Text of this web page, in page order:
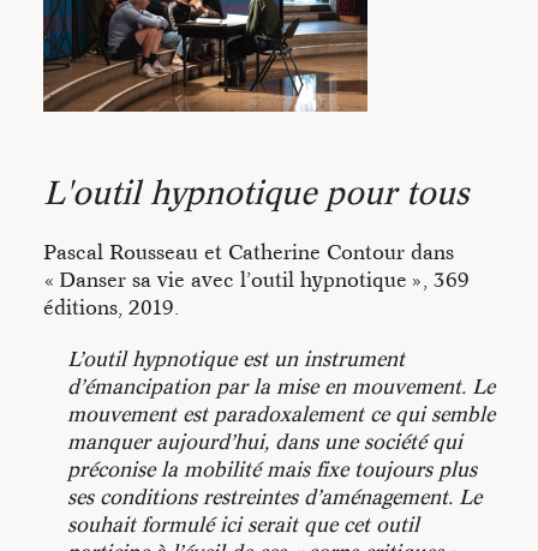
favorise leur déploiement, quelles résonances
génèrent cette situation et ce qui est en jeu.
L'outil hypnotique pour tous
Pascal Rousseau et Catherine Contour dans
« Danser sa vie avec l’outil hypnotique », 369
éditions, 2019.
L’outil hypnotique est un instrument
d’émancipation par la mise en mouvement. Le
mouvement est paradoxalement ce qui semble
manquer aujourd’hui, dans une société qui
préconise la mobilité mais fixe toujours plus
ses conditions restreintes d’aménagement. Le
souhait formulé ici serait que cet outil